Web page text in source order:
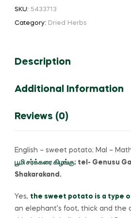
சர்க்கரை
கிழங்கு
SKU: 5433713
Category: Dried Herbs
Description
Additional Information
Reviews (0)
English – sweet potato; Mal –
பூமி சர்க்கரை கிழங்கு; tel- Genusu
Shakarakand.
Yes, the sweet potato is a type
an elephant’s foot, thick and the